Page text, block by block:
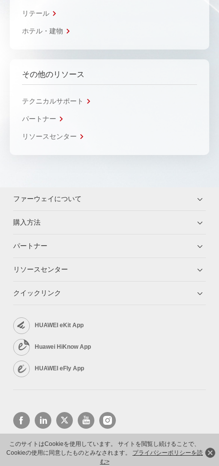
このサイトはCookieを使用しています。 サイトを閲覧し続けることで、
Cookieの使用に同意したものとみなされます。 プライバシーポリシーを読
む>
リテール
ホテル・建物
その他のリソース
テクニカルサポート
パートナー
リソースセンター
ファーウェイについて
購入方法
パートナー
リソースセンター
クイックリンク
HUAWEI eKit App
Huawei HiKnow App
HUAWEI eFly App
Copyright © 2026 Huawei Technologies Co., Ltd. All rights reserved.
プライバシーポリシー